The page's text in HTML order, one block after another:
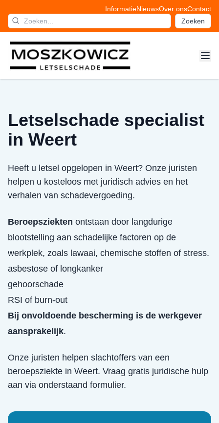
InformatieNieuwsOver onsContact
Zoeken
Letselschade specialist
in Weert
Heeft u letsel opgelopen in Weert? Onze juristen
helpen u kosteloos met juridisch advies en het
verhalen van schadevergoeding.
Beroepsziekten ontstaan door langdurige
blootstelling aan schadelijke factoren op de
werkplek, zoals lawaai, chemische stoffen of stress.
asbestose of longkanker
gehoorschade
RSI of burn-out
Bij onvoldoende bescherming is de werkgever
aansprakelijk.
Onze juristen helpen slachtoffers van een
beroepsziekte in Weert. Vraag gratis juridische hulp
aan via onderstaand formulier.